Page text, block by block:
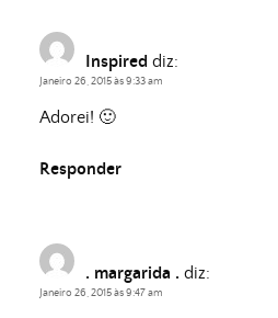
Inspired diz:
Janeiro 26, 2015 às 9:33 am
Adorei! 🙂
Responder
. margarida . diz:
Janeiro 26, 2015 às 9:47 am